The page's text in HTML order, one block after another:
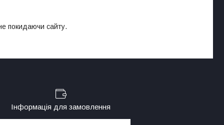
покидаючи сайту.
Інформація для замовлення